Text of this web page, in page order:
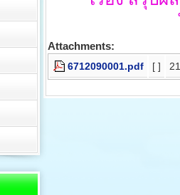
Attachments:
6712090001.pdf [ ]